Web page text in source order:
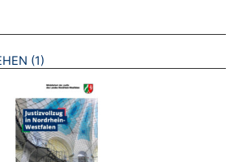
ODER ZULETZT ANGESEHENE
1 BROSCHÜREN